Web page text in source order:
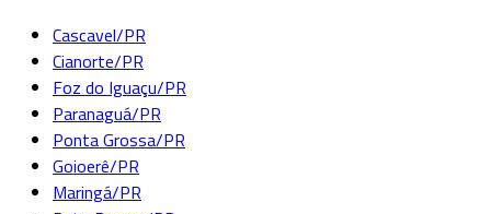
Cascavel/PR
Cianorte/PR
Foz do Iguaçu/PR
Paranaguá/PR
Ponta Grossa/PR
Goioerê/PR
Maringá/PR